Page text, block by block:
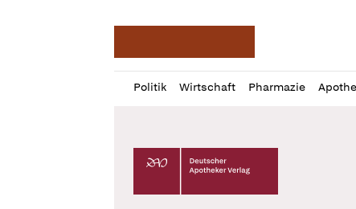
Politik Wirtschaft Pharmazie
Profil
öffnen
Daz
Pur
Deutscher Apotheker Verlag Logo